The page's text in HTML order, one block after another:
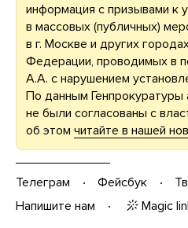
информация с призывами к
в массовых (публичных)
в г. Москве и других
Федерации, проводимых в
А.А. с нарушением
По данным Генпрокуратуры
не были согласованы с
об этом читайте в нашей
Телеграм Фейсбук
Напишите нам
Magic